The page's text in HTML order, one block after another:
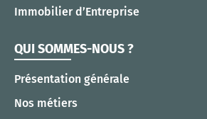
Immobilier d’Entreprise
QUI SOMMES-NOUS ?
Présentation générale
Nos métiers